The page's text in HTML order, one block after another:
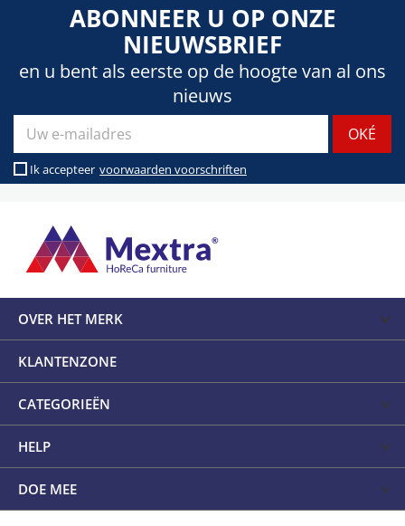
ABONNEER U OP ONZE
NIEUWSBRIEF
en u bent als eerste op de hoogte van al ons
nieuws
Ik accepteer voorwaarden voorschriften
OVER HET MERK
KLANTENZONE
CATEGORIEËN
HELP
DOE MEE